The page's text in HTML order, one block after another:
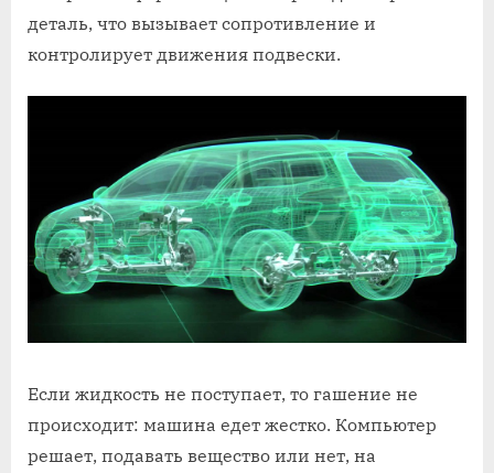
деталь, что вызывает сопротивление и
контролирует движения подвески.
Если жидкость не поступает, то гашение не
происходит: машина едет жестко. Компьютер
решает, подавать вещество или нет, на